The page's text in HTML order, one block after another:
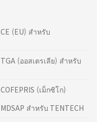
(EU) สำหรับ
(ออสเตรเลีย) สำหรับ
(เม็กซิโก)
สำหรับ TENTECH